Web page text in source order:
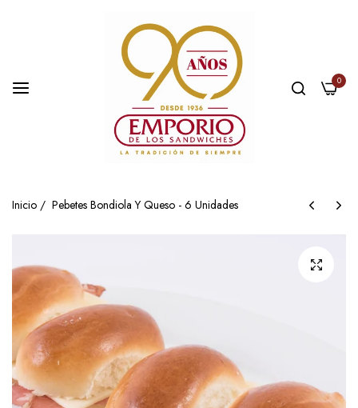
0
Inicio / Pebetes Bondiola Y Queso - 6 Unidades